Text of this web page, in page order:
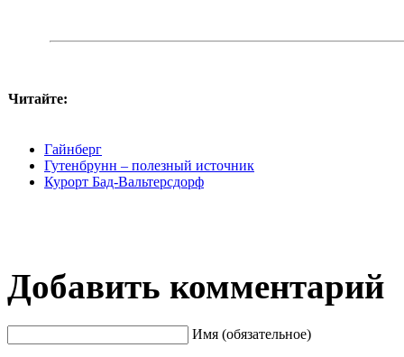
Читайте:
Гайнберг
Гутенбрунн – полезный источник
Курорт Бад-Вальтерсдорф
Добавить комментарий
Имя (обязательное)